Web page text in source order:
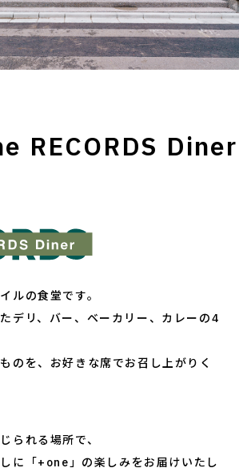
RECORDS Diner
ルの食堂です。
デリ、バー、ベーカリー、カレーの4
のを、お好きな席でお召し上がりく
られる場所で、
に「+one」の楽しみをお届けいたし